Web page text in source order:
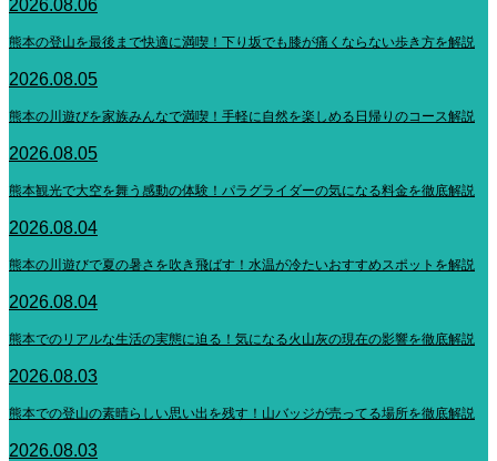
2026.08.06
熊本の登山を最後まで快適に満喫！下り坂でも膝が痛くならない歩き方を解説
2026.08.05
熊本の川遊びを家族みんなで満喫！手軽に自然を楽しめる日帰りのコース解説
2026.08.05
熊本観光で大空を舞う感動の体験！パラグライダーの気になる料金を徹底解説
2026.08.04
熊本の川遊びで夏の暑さを吹き飛ばす！水温が冷たいおすすめスポットを解説
2026.08.04
熊本でのリアルな生活の実態に迫る！気になる火山灰の現在の影響を徹底解説
2026.08.03
熊本での登山の素晴らしい思い出を残す！山バッジが売ってる場所を徹底解説
2026.08.03